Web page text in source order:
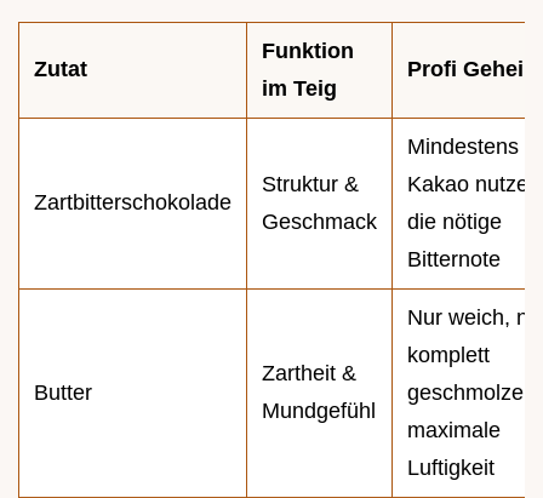
Zutat
Funktion
im Teig
Profi
Zartbitterschokolade
Struktur &
Geschmack
Mindestens
Kakao
die nötige
Bitternote
Butter
Zartheit &
Mundgefühl
Nur weich,
komplett
geschmolzen
maximale
Luftigkeit